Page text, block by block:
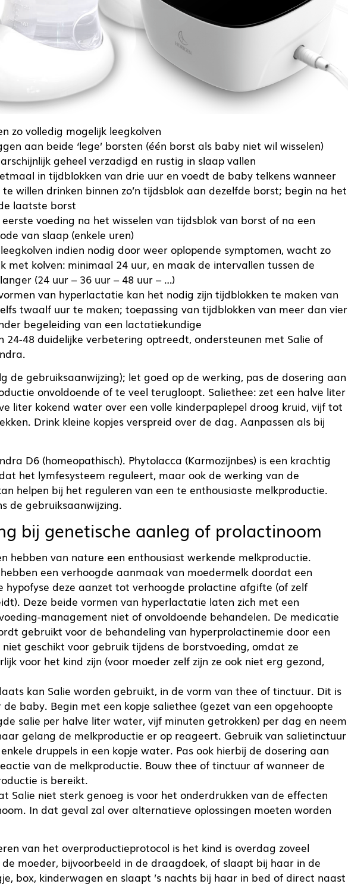
zo volledig mogelijk leegkolven
aan beide ‘lege’ borsten (één borst als baby niet wil wisselen)
geheel verzadigd en rustig in slaap vallen
in tijdblokken van drie uur en voedt de baby telkens wanneer
willen drinken binnen zo’n tijdsblok aan dezelfde borst; begin na het
laatste borst
voeding na het wisselen van tijdsblok van borst of na een
van slaap (enkele uren)
indien nodig door weer oplopende symptomen, wacht zo
met kolven: minimaal 24 uur, en maak de intervallen tussen de
(24 uur – 36 uur – 48 uur – …)
van hyperlactatie kan het nodig zijn tijdblokken te maken van
twaalf uur te maken; toepassing van tijdblokken van meer dan vier
begeleiding van een lactatiekundige
24-48 duidelijke verbetering optreedt, ondersteunen met Salie of
de gebruiksaanwijzing); let goed op de werking, pas de dosering aan
onvoldoende of te veel terugloopt. Saliethee: zet een halve liter
liter kokend water over een volle kinderpaplepel droog kruid, vijf tot
Drink kleine kopjes verspreid over de dag. Aanpassen als bij
D6 (homeopathisch). Phytolacca (Karmozijnbes) is een krachtig
het lymfesysteem reguleert, maar ook de werking van de
helpen bij het reguleren van een te enthousiaste melkproductie.
de gebruiksaanwijzing.
bij genetische aanleg of prolactinoom
hebben van nature een enthousiast werkende melkproductie.
een verhoogde aanmaak van moedermelk doordat een
hypofyse deze aanzet tot verhoogde prolactine afgifte (of zelf
Deze beide vormen van hyperlactatie laten zich met een
management niet of onvoldoende behandelen. De medicatie
gebruikt voor de behandeling van hyperprolactinemie door een
geschikt voor gebruik tijdens de borstvoeding, omdat ze
voor het kind zijn (voor moeder zelf zijn ze ook niet erg gezond,
kan Salie worden gebruikt, in de vorm van thee of tinctuur. Dit is
baby. Begin met een kopje saliethee (gezet van een opgehoopte
salie per halve liter water, vijf minuten getrokken) per dag en neem
gelang de melkproductie er op reageert. Gebruik van salietinctuur
druppels in een kopje water. Pas ook hierbij de dosering aan
van de melkproductie. Bouw thee of tinctuur af wanneer de
is bereikt.
Salie niet sterk genoeg is voor het onderdrukken van de effecten
In dat geval zal over alternatieve oplossingen moeten worden
van het overproductieprotocol is het kind is overdag zoveel
moeder, bijvoorbeeld in de draagdoek, of slaapt bij haar in de
box, kinderwagen en slaapt ’s nachts bij haar in bed of direct naast